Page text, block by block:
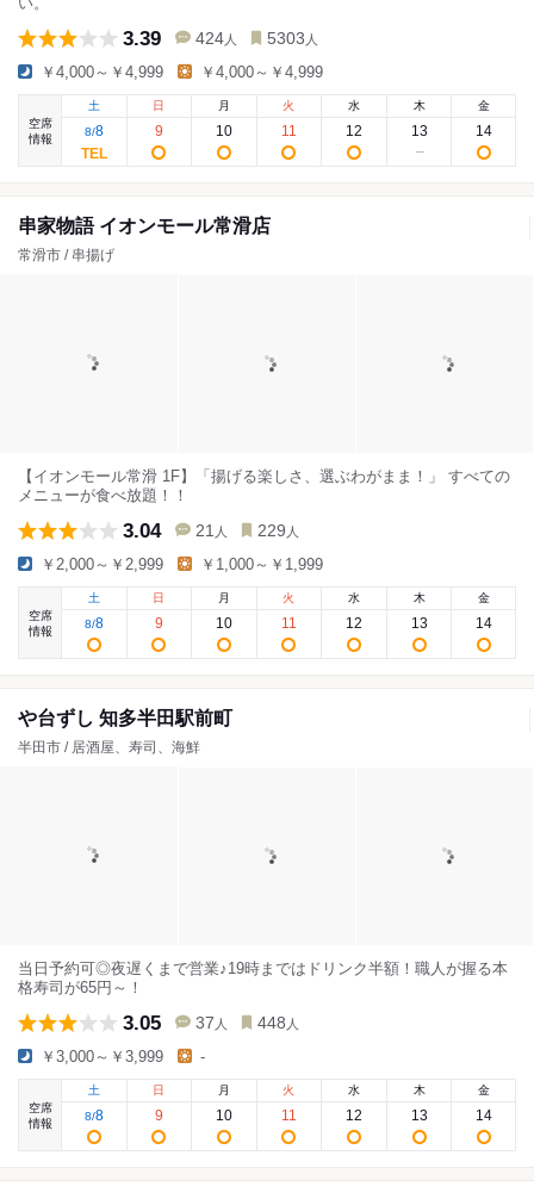
3.39 424 人 5303 人
￥4,000～￥4,999 ￥4,000～￥4,999
空席
情報
土
8/8
日
9
月
10
火
11
水
12
木
13
金
14
串家物語 イオンモール常滑店
常滑市 / 串揚げ
【イオンモール常滑 1F】「揚げる楽しさ、選ぶわがまま！」 すべての
メニューが食べ放題！！
3.04 21 人 229 人
￥2,000～￥2,999 ￥1,000～￥1,999
空席
情報
土
8/8
日
9
月
10
火
11
水
12
木
13
金
14
や台ずし 知多半田駅前町
半田市 / 居酒屋、寿司、海鮮
当日予約可◎夜遅くまで営業♪19時まではドリンク半額！職人が握る本
格寿司が65円～！
3.05 37 人 448 人
￥3,000～￥3,999 -
空席
情報
土
8/8
日
9
月
10
火
11
水
12
木
13
金
14